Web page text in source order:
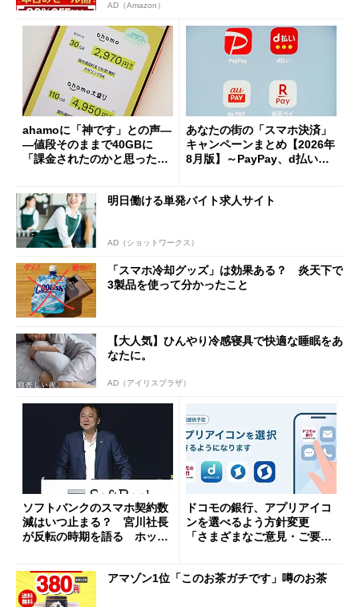
AD（Amazon）
ahamoに「神です」との声―
―値段そのままで40GBに
「課金されたのかと思った」
あなたの街の「スマホ決済」
キャンペーンまとめ【2026年
8月版】～PayPay、d払い、a
明日働ける単発バイト求人サイト
AD（ショットワークス）
「スマホ冷却グッズ」は効果ある？ 炎天下で
3製品を使って分かったこと
【大人気】ひんやり冷感寝具で快適な睡眠をあ
なたに。
AD（アイリスプラザ）
ソフトバンクのスマホ契約数
減はいつ止まる？ 宮川社長
が反転の時期を語る ホッピ
ドコモの銀行、アプリアイコ
ンを選べるよう方針変更
「さまざまなご意見・ご要望
アマゾン1位「このお茶ガチです」噂のお茶